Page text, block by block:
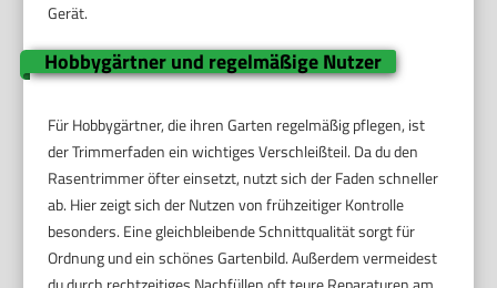
Gerät.
Hobbygärtner und regelmäßige Nutzer
Für Hobbygärtner, die ihren Garten regelmäßig pflegen, ist
der Trimmerfaden ein wichtiges Verschleißteil. Da du den
Rasentrimmer öfter einsetzt, nutzt sich der Faden schneller
ab. Hier zeigt sich der Nutzen von frühzeitiger Kontrolle
besonders. Eine gleichbleibende Schnittqualität sorgt für
Ordnung und ein schönes Gartenbild. Außerdem vermeidest